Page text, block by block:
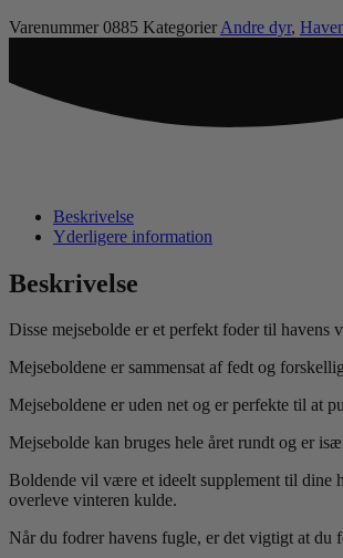
Varenummer 0885 Kategorier Andre dyr,
Beskrivelse
Yderligere information
Beskrivelse
Disse mejsebolde er et perfekt foder til havens
Mejseboldene er sammensat af fedt og
Mejseboldene er uden net og er perfekte til at
Mejsebolde kan bruges hele året rundt og er
Boldende vil være et ideelt supplement til dine
overleve vinteren kulde.
Når du fodrer havens fugle, er det vigtigt at du